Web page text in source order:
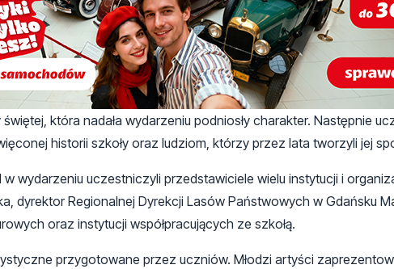
która nadała wydarzeniu podniosły charakter. Następnie
historii szkoły oraz ludziom, którzy przez lata tworzyli jej
wydarzeniu uczestniczyli przedstawiciele wielu instytucji i
dyrektor Regionalnej Dyrekcji Lasów Państwowych w Gdańsku
oraz instytucji współpracujących ze szkołą.
przygotowane przez uczniów. Młodzi artyści